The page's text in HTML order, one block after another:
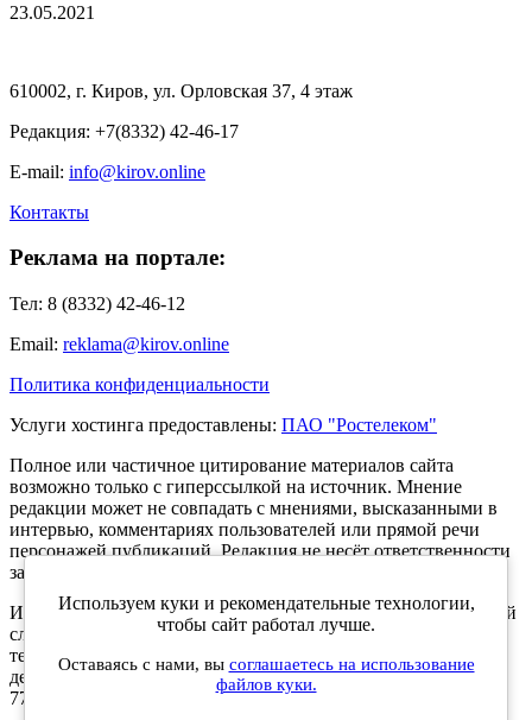
23.05.2021
610002, г. Киров, ул. Орловская 37, 4 этаж
Редакция: +7(8332) 42-46-17
E-mail: info@kirov.online
Контакты
Реклама на портале:
Тел: 8 (8332) 42-46-12
Email: reklama@kirov.online
Политика конфиденциальности
Услуги хостинга предоставлены: ПАО "Ростелеком"
Полное или частичное цитирование материалов сайта
возможно только с гиперссылкой на источник. Мнение
редакции может не совпадать с мнениями, высказанными в
интервью, комментариях пользователей или прямой речи
персонажей публикаций. Редакция не несёт ответственности
за текст комментариев читателей.
Интернет-портал Kirov.online зарегистрирован в Федеральной
службе по надзору в сфере связи, информационных
технологий и массовых коммуникаций (Роскомнадзор) 5
декабря 2019 года. Регистрационный номер ЭЛ № ФС 77 -
77189.
Используем куки и рекомендательные технологии,
чтобы сайт работал лучше.
Оставаясь с нами, вы соглашаетесь на использование
файлов куки.